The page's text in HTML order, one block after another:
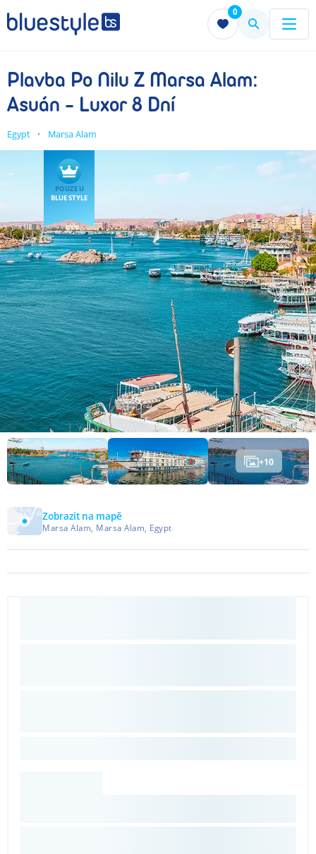
0
Menu Menu
Plavba Po Nilu Z Marsa Alam:
Asuán - Luxor 8 Dní
Egypt Marsa Alam
POUZE U
BLUE STYLE
+10
Zobrazit na mapě
Marsa Alam, Marsa Alam, Egypt